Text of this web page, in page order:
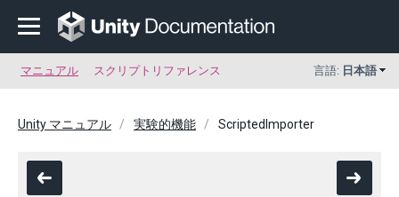
マニュアル スクリプトリファレンス 言語: 日本語
Unity マニュアル 実験的機能 ScriptedImporter